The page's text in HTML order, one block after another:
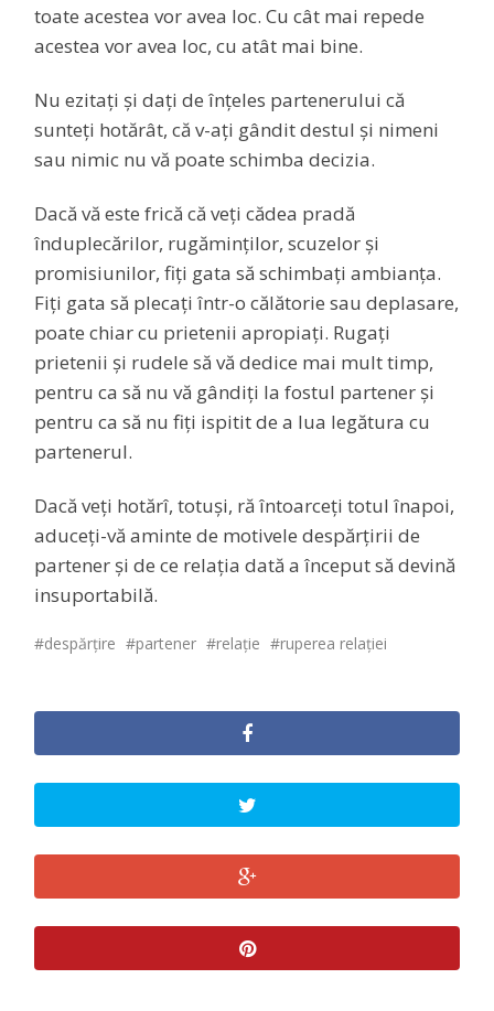
toate acestea vor avea loc. Cu cât mai repede
acestea vor avea loc, cu atât mai bine.
Nu ezitați și dați de înțeles partenerului că
sunteți hotărât, că v-ați gândit destul și nimeni
sau nimic nu vă poate schimba decizia.
Dacă vă este frică că veți cădea pradă
înduplecărilor, rugăminților, scuzelor și
promisiunilor, fiți gata să schimbați ambianța.
Fiți gata să plecați într-o călătorie sau deplasare,
poate chiar cu prietenii apropiați. Rugați
prietenii și rudele să vă dedice mai mult timp,
pentru ca să nu vă gândiți la fostul partener și
pentru ca să nu fiți ispitit de a lua legătura cu
partenerul.
Dacă veți hotărî, totuși, ră întoarceți totul înapoi,
aduceți-vă aminte de motivele despărțirii de
partener și de ce relația dată a început să devină
insuportabilă.
despărțire partener relație ruperea relației